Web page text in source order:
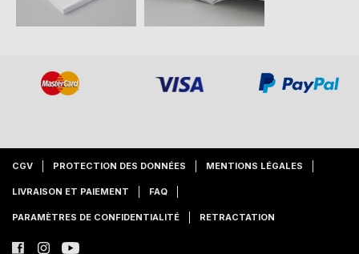
CGV PROTECTION DES DONNÉES MENTIONS LÉGALES
LIVRAISON ET PAIEMENT FAQ
PARAMÈTRES DE CONFIDENTIALITÉ RETRACTATION